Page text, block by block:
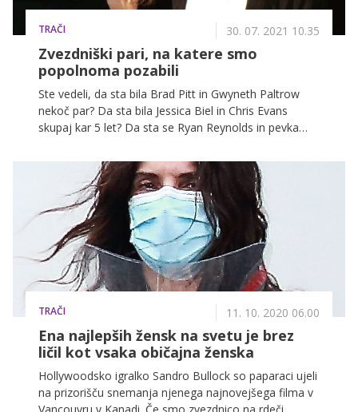
TRAČI 30. 07. 2021 10.35
Zvezdniški pari, na katere smo
popolnoma pozabili
Ste vedeli, da sta bila Brad Pitt in Gwyneth Paltrow
nekoč par? Da sta bila Jessica Biel in Chris Evans
skupaj kar 5 let? Da sta se Ryan Reynolds in pevka
bila priča kar nekaj zvezdniškim parom, na katere smo
že povsem pozabili!
TRAČI 11. 10. 2020 06.00
Ena najlepših žensk na svetu je brez
ličil kot vsaka običajna ženska
Hollywoodsko igralko Sandro Bullock so paparaci ujeli
na prizorišču snemanja njenega najnovejšega filma v
Vancouvru v Kanadi. Če smo zvezdnico na rdeči